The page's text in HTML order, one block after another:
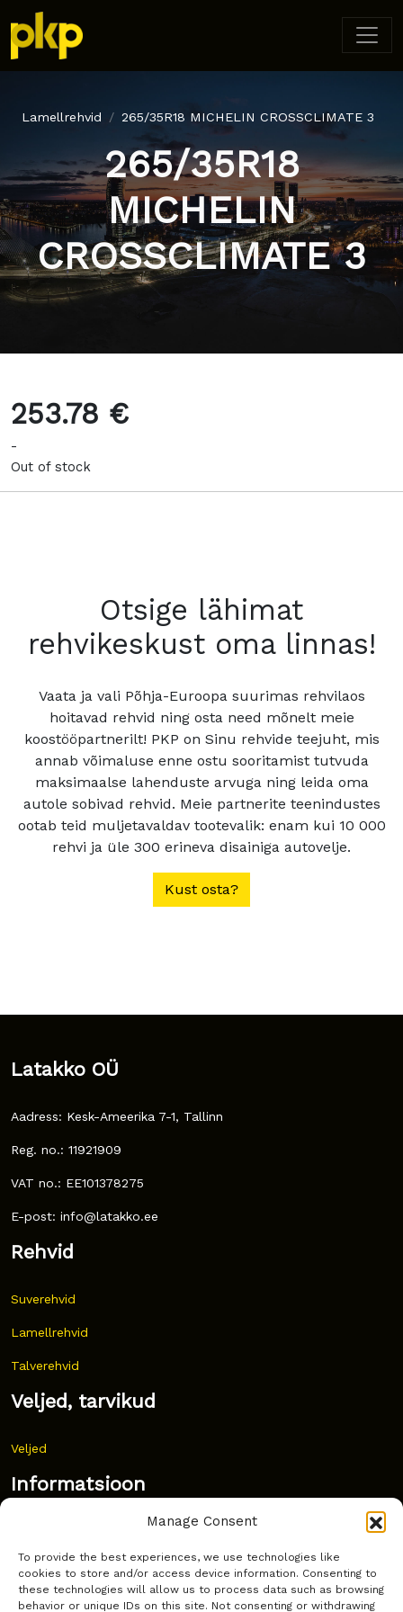
Manage Consent
To provide the best experiences, we use technologies like
cookies to store and/or access device information. Consenting to
these technologies will allow us to process data such as browsing
behavior or unique IDs on this site. Not consenting or withdrawing
Lamellrehvid 265/35R18 MICHELIN CROSSCLIMATE 3
265/35R18
MICHELIN
CROSSCLIMATE 3
253.78 €
-
Out of stock
Otsige lähimat
rehvikeskust oma linnas!
Vaata ja vali Põhja-Euroopa suurimas rehvilaos
hoitavad rehvid ning osta need mõnelt meie
koostööpartnerilt! PKP on Sinu rehvide teejuht, mis
annab võimaluse enne ostu sooritamist tutvuda
maksimaalse lahenduste arvuga ning leida oma
autole sobivad rehvid. Meie partnerite teenindustes
ootab teid muljetavaldav tootevalik: enam kui 10 000
rehvi ja üle 300 erineva disainiga autovelje.
Kust osta?
Latakko OÜ
Aadress: Kesk-Ameerika 7-1, Tallinn
Reg. no.: 11921909
VAT no.: EE101378275
E-post: info@latakko.ee
Rehvid
Suverehvid
Lamellrehvid
Talverehvid
Veljed, tarvikud
Veljed
Informatsioon
Korduma kippuvad küsimused
Kust osta?